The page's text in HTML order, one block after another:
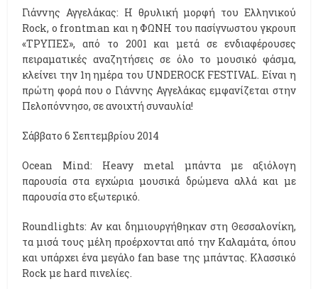
Γιάννης Αγγελάκας: Η θρυλική μορφή του Ελληνικού
Rock, o frontman και η ΦΩΝΗ του πασίγνωστου γκρουπ
«ΤΡΥΠΕΣ», από το 2001 και μετά σε ενδιαφέρουσες
πειραματικές αναζητήσεις σε όλο το μουσικό φάσμα,
κλείνει την 1η ημέρα του UNDEROCK FESTIVAL. Είναι η
πρώτη φορά που ο Γιάννης Αγγελάκας εμφανίζεται στην
Πελοπόννησο, σε ανοιχτή συναυλία!
Σάββατο 6 Σεπτεμβρίου 2014
Ocean Mind: Heavy metal μπάντα με αξιόλογη
παρουσία στα εγχώρια μουσικά δρώμενα αλλά και με
παρουσία στο εξωτερικό.
Roundlights: Αν και δημιουργήθηκαν στη Θεσσαλονίκη,
τα μισά τους μέλη προέρχονται από την Καλαμάτα, όπου
και υπάρχει ένα μεγάλο fan base της μπάντας. Κλασσικό
Rock με hard πινελίες.